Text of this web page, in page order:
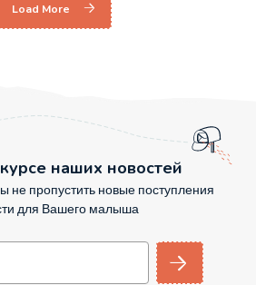
Load More
наших новостей
не пропустить новые поступления
для Вашего малыша